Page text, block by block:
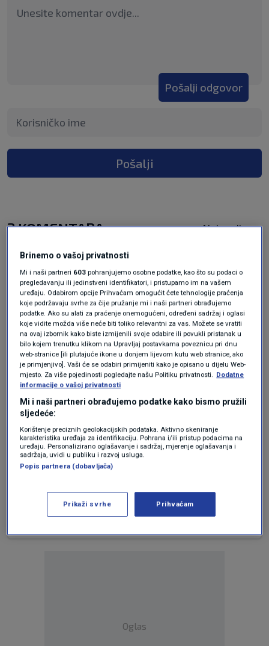
Pošalji odgovor
Pošalji
2 KOMENTARA Najnovije
prije 9 mjeseci
Bit će bolje oće malo morgen
Mislim da je zdrastvo bolje organizirao i u
Tunguziji nego u Hrvatskoj,a narod šuti trpi,trpi i
šuti!Ali kad je u pitanju
1945.,Blaiburg,ustaše,partizani onda svi su
pozvani da nešto blebeču a o zdrastvu muk!??
prije 9 mjeseci
Zvonkac
dopuštenog državnog minusa.
Oglas
Brinemo o vašoj privatnosti
Mi i naši partneri 603 pohranjujemo osobne podatke, kao što su podaci o
pregledavanju ili jedinstveni identifikatori, i pristupamo im na vašem
uređaju. Odabirom opcije Prihvaćam omogućit ćete tehnologije praćenja
koje podržavaju svrhe za čije pružanje mi i naši partneri obrađujemo
podatke. Ako su alati za praćenje onemogućeni, određeni sadržaj i oglasi
koje vidite možda više neće biti toliko relevantni za vas. Možete se vratiti
na ovaj izbornik kako biste izmijenili svoje odabire ili povukli pristanak u
bilo kojem trenutku klikom na Upravljaj postavkama poveznicu pri dnu
web-stranice [ili plutajuće ikone u donjem lijevom kutu web stranice, ako
je primjenjivo]. Vaši će se odabiri primijeniti kako je opisano u dijelu Web-
mjesto. Za više pojedinosti pogledajte našu Politiku privatnosti. Dodatne
informacije o vašoj privatnosti
Mi i naši partneri obrađujemo podatke kako bismo pružili
sljedeće:
Korištenje preciznih geolokacijskih podataka. Aktivno skeniranje
karakteristika uređaja za identifikaciju. Pohrana i/ili pristup podacima na
uređaju. Personalizirano oglašavanje i sadržaj, mjerenje oglašavanja i
sadržaja, uvidi u publiku i razvoj usluga.
Popis partnera (dobavljača)
Prikaži svrhe Prihvaćam